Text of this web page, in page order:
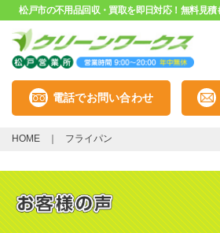
松戸市の不用品回収・買取を即日対応！無料見積
電話でお問い合わせ
HOME フライパン